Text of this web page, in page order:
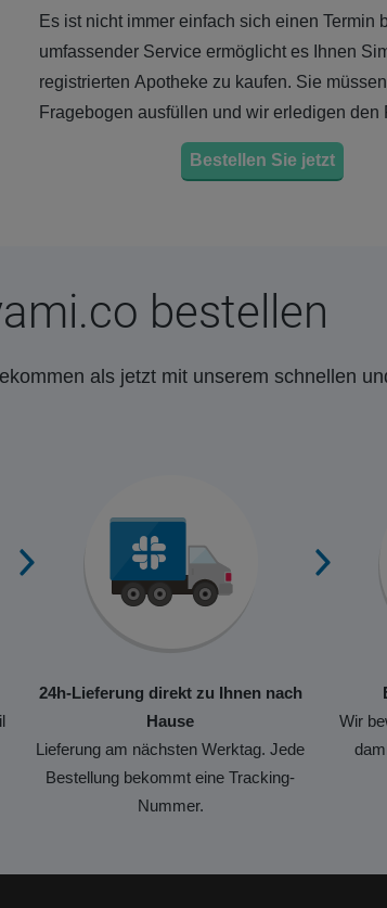
Es ist nicht immer einfach sich einen Termin
umfassender Service ermöglicht es Ihnen
registrierten Apotheke zu kaufen. Sie
Fragebogen ausfüllen und wir erledigen den
Bestellen Sie jetzt
bestellen
als jetzt mit unserem schnellen
24h-Lieferung direkt zu Ihnen nach
Hause
Lieferung am nächsten Werktag. Jede
Bestellung bekommt eine Tracking-
Nummer.
Wir